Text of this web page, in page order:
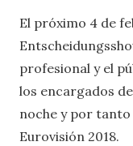
El próximo 4 de
profesional y el
los encargados
noche y por
Eurovisión 2018.